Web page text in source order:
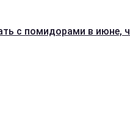
с помидорами в июне,